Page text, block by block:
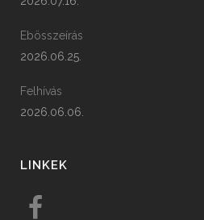
Ebösszeírás
2026.06.25.
Felhívás
2026.06.06.
LINKEK